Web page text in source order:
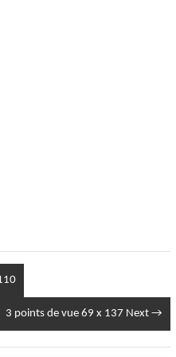
3 points de vue 69 x 137 Next →